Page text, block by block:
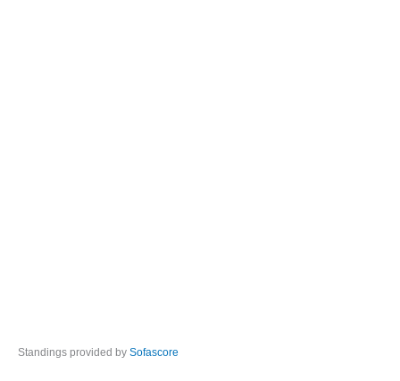
Standings provided by Sofascore